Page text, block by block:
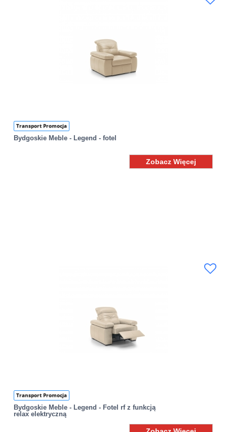
Transport Promocja
Bydgoskie Meble - Legend - fotel
Zobacz Więcej
Transport Promocja
Bydgoskie Meble - Legend - Fotel rf z funkcją
relax elektryczną